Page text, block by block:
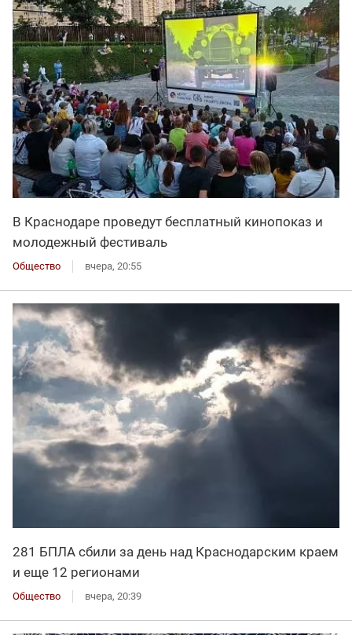
В Краснодаре проведут бесплатный кинопоказ и
молодежный фестиваль
Общество вчера, 20:55
281 БПЛА сбили за день над Краснодарским краем
и еще 12 регионами
Общество вчера, 20:39